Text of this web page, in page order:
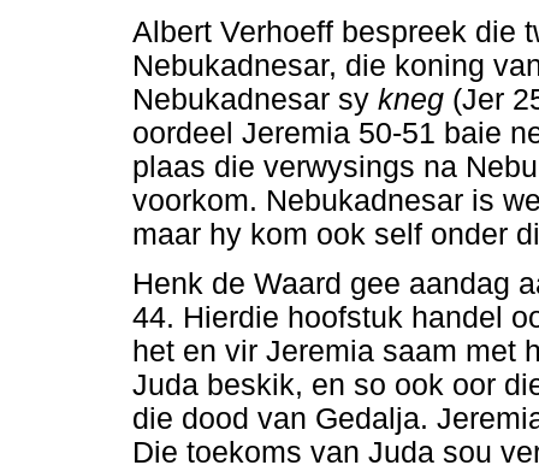
Albert Verhoeff bespreek die
Nebukadnesar, die koning
Nebukadnesar sy kneg (Jer
oordeel Jeremia 50-51 baie
plaas die verwysings na
voorkom. Nebukadnesar is
maar hy kom ook self onder
Henk de Waard gee aandag
44. Hierdie hoofstuk handel
het en vir Jeremia saam met
Juda beskik, en so ook oor
die dood van Gedalja.
Die toekoms van Juda sou